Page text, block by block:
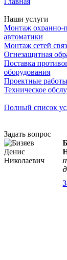
Наши услуги
Монтаж охранно-
автоматики
Монтаж сетей
Огнезащитная
Поставка
оборудования
Проектные работы
Техническое
Полный список
Задать вопрос